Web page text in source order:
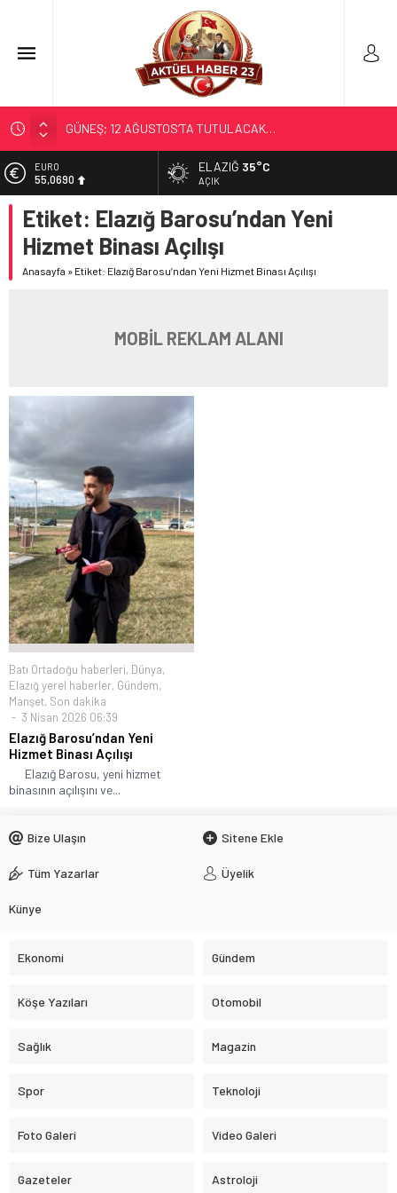
GÜNEŞ; 12 AĞUSTOS’TA TUTULACAK…
SOSYAL MEDYANIN KÜÇÜK YAŞ BAĞIMLILIĞI
EĞİTİMCİLERİN PROMOSYONU 3,5 YIL OLDU
71 KENTTE OPERASYON
TÜRK DÜNYASI BAŞKENTLERİ
EURO
55,0690
ALTIN
6.525,39
BİST
13.788,73
ELAZIĞ 35°C
AÇIK
Etiket: Elazığ Barosu’ndan Yeni
Hizmet Binası Açılışı
Anasayfa » Etiket: Elazığ Barosu’ndan Yeni Hizmet Binası Açılışı
MOBİL REKLAM ALANI
Batı Ortadoğu haberleri, Dünya,
Elazığ yerel haberler, Gündem,
Manşet, Son dakika
3 Nisan 2026 06:39
Elazığ Barosu’ndan Yeni
Hizmet Binası Açılışı
Elazığ Barosu, yeni hizmet
binasının açılışını ve...
Bize Ulaşın Sitene Ekle
Tüm Yazarlar Üyelik
Künye
Ekonomi Gündem
Köşe Yazıları Otomobil
Sağlık Magazin
Spor Teknoloji
Foto Galeri Video Galeri
Gazeteler Astroloji